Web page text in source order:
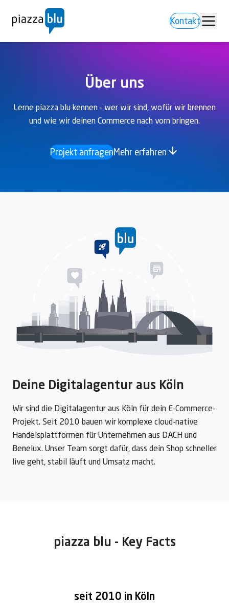
Kontakt
Über uns
Lerne piazza blu kennen – wer wir sind, wofür wir brennen
und wie wir deinen Commerce nach vorn bringen.
Projekt anfragenMehr erfahren
Deine Digitalagentur aus Köln
Wir sind die Digitalagentur aus Köln für dein E-Commerce-
Projekt. Seit 2010 bauen wir komplexe cloud-native
Handelsplattformen für Unternehmen aus DACH und
Benelux. Unser Team sorgt dafür, dass dein Shop schneller
live geht, stabil läuft und Umsatz macht.
piazza blu - Key Facts
seit 2010 in Köln